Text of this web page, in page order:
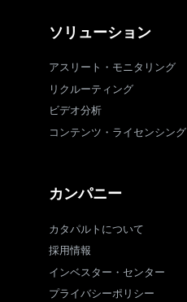
ソリューション
アスリート・モニタリング
リクルーティング
ビデオ分析
コンテンツ・ライセンシング
カンパニー
カタパルトについて
採用情報
インベスター・センター
プライバシーポリシー